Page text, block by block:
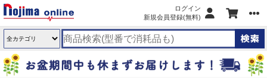
ログイン
新規会員登録(無料)